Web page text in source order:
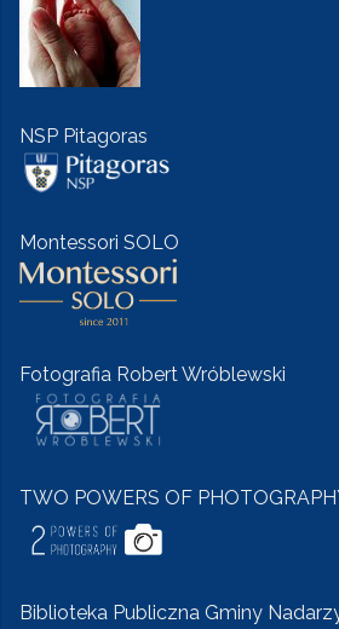
NSP Pitagoras
Montessori SOLO
Fotografia Robert Wróblewski
TWO POWERS OF
Biblioteka Publiczna Gminy